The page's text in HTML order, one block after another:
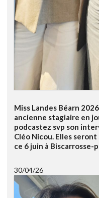
Miss Landes Béarn
ancienne stagiaire en
podcastez svp son
Cléo Nicou. Elles seront
ce 6 juin à Biscarrosse-
30/04/26